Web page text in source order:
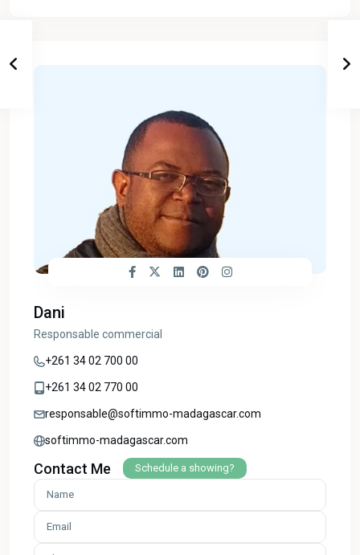
Dani
Responsable commercial
+261 34 02 700 00
+261 34 02 770 00
responsable@softimmo-madagascar.com
softimmo-madagascar.com
Contact Me Schedule a showing?